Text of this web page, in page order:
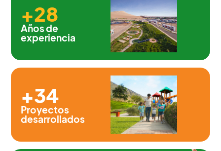
+28
Años de
experiencia
+34
Proyectos
desarrollados